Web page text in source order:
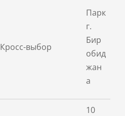
Кросс-выбор
Парк
г.
Бир
обид
жан
а
10